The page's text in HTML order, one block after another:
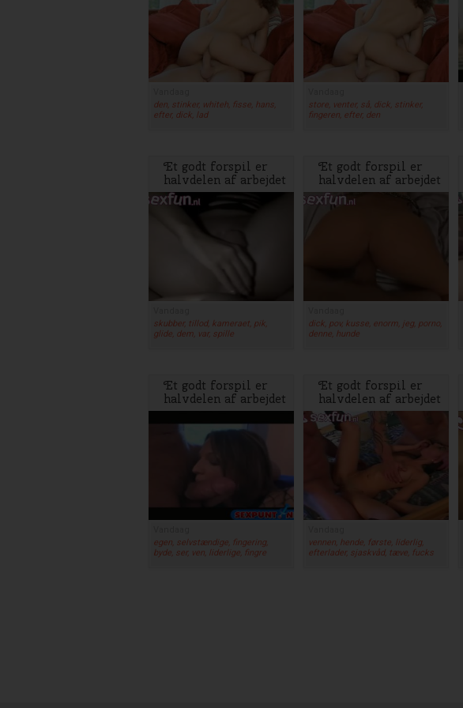
den, stinker, whiteh, fisse, hans,
efter, dick, lad
store, venter, så, dick, stinker,
fingeren, efter, den
Et godt forspil er
halvdelen af arbejdet
skubber, tillod, kameraet, pik,
glide, dem, var, spille
Et godt forspil er
halvdelen af arbejdet
dick, pov, kusse, enorm, jeg, porno,
denne, hunde
Et godt forspil er
halvdelen af arbejdet
egen, selvstændige, fingering,
byde, ser, ven, liderlige, fingre
Et godt forspil er
halvdelen af arbejdet
vennen, hende, første, liderlig,
efterlader, sjaskvåd, tæve, fucks